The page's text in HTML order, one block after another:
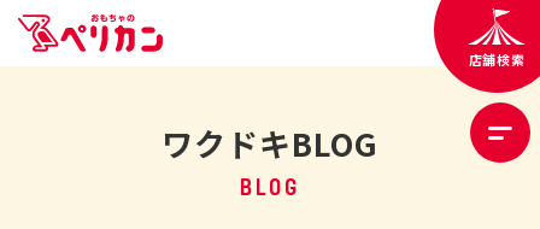
店舗検索
ワクドキBLOG
BLOG